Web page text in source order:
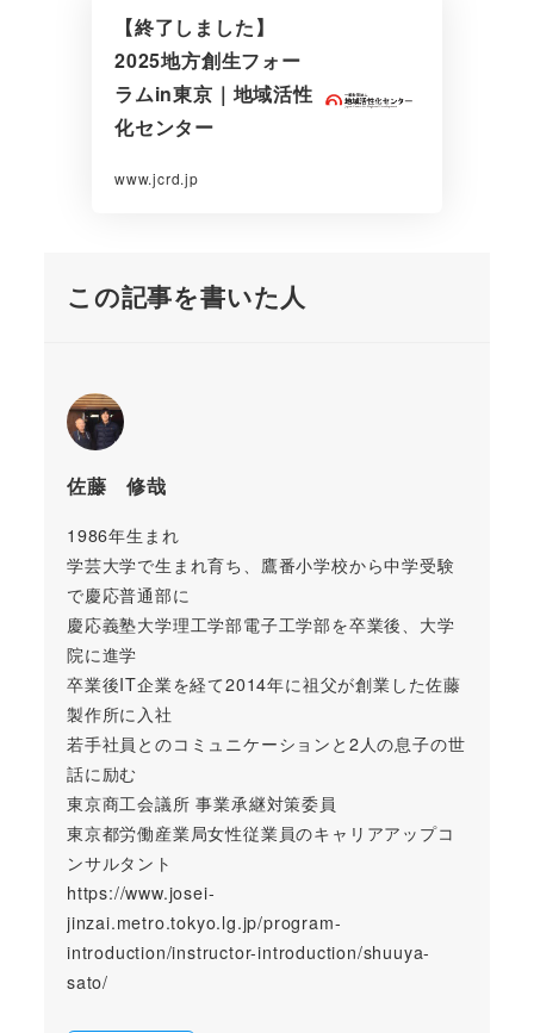
【終了しました】
2025地方創生フォー
ラムin東京｜地域活性
化センター
www.jcrd.jp
この記事を書いた人
佐藤 修哉
1986年生まれ
学芸大学で生まれ育ち、鷹番小学校から中学受験
で慶応普通部に
慶応義塾大学理工学部電子工学部を卒業後、大学
院に進学
卒業後IT企業を経て2014年に祖父が創業した佐藤
製作所に入社
若手社員とのコミュニケーションと2人の息子の世
話に励む
東京商工会議所 事業承継対策委員
東京都労働産業局女性従業員のキャリアアップコ
ンサルタント
https://www.josei-
jinzai.metro.tokyo.lg.jp/program-
introduction/instructor-introduction/shuuya-
sato/